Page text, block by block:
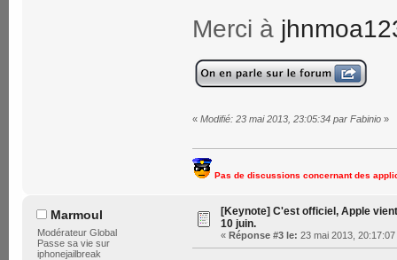
Merci à
« Modifié: 23 mai 2013, 23:05:34 par Fabinio »
Pas de discussions concernant des
Marmoul
Modérateur Global
Passe sa vie sur
iphonejailbreak
[Keynote] C'est officiel, Apple
10 juin.
« Réponse #3 le: 23 mai 2013, 20:17:07